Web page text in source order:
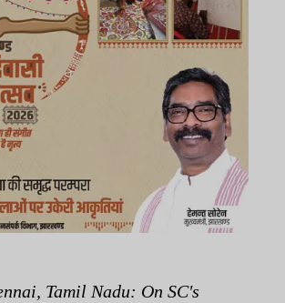
Tamil Nadu: On SC's